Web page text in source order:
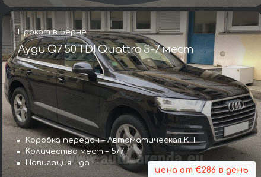
Прокат в Берне
Ауди Q7 50 TDI Quattro 5-7 мест
Коробка передач – Автоматическая КП
Количество мест – 5/7
Навигация – да
цена от €286 в день